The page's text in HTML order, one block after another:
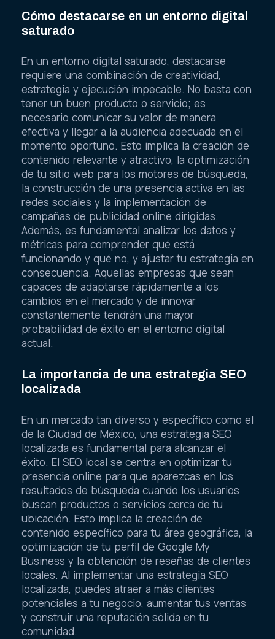
Cómo destacarse en un entorno digital
saturado
En un entorno digital saturado, destacarse
requiere una combinación de creatividad,
estrategia y ejecución impecable. No basta con
tener un buen producto o servicio; es
necesario comunicar su valor de manera
efectiva y llegar a la audiencia adecuada en el
momento oportuno. Esto implica la creación de
contenido relevante y atractivo, la optimización
de tu sitio web para los motores de búsqueda,
la construcción de una presencia activa en las
redes sociales y la implementación de
campañas de publicidad online dirigidas.
Además, es fundamental analizar los datos y
métricas para comprender qué está
funcionando y qué no, y ajustar tu estrategia en
consecuencia. Aquellas empresas que sean
capaces de adaptarse rápidamente a los
cambios en el mercado y de innovar
constantemente tendrán una mayor
probabilidad de éxito en el entorno digital
actual.
La importancia de una estrategia SEO
localizada
En un mercado tan diverso y específico como el
de la Ciudad de México, una estrategia SEO
localizada es fundamental para alcanzar el
éxito. El SEO local se centra en optimizar tu
presencia online para que aparezcas en los
resultados de búsqueda cuando los usuarios
buscan productos o servicios cerca de tu
ubicación. Esto implica la creación de
contenido específico para tu área geográfica, la
optimización de tu perfil de Google My
Business y la obtención de reseñas de clientes
locales. Al implementar una estrategia SEO
localizada, puedes atraer a más clientes
potenciales a tu negocio, aumentar tus ventas
y construir una reputación sólida en tu
comunidad.